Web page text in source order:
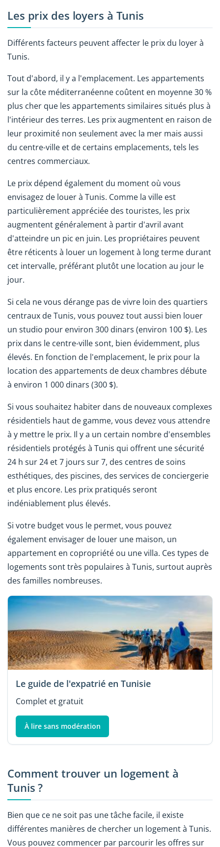
Les prix des loyers à Tunis
Différents facteurs peuvent affecter le prix du loyer à
Tunis.
Tout d'abord, il y a l'emplacement. Les appartements
sur la côte méditerranéenne coûtent en moyenne 30 %
plus cher que les appartements similaires situés plus à
l'intérieur des terres. Les prix augmentent en raison de
leur proximité non seulement avec la mer mais aussi
du centre-ville et de certains emplacements, tels les
centres commerciaux.
Le prix dépend également du moment où vous
envisagez de louer à Tunis. Comme la ville est
particulièrement appréciée des touristes, les prix
augmentent généralement à partir d'avril avant
d'atteindre un pic en juin. Les propriétaires peuvent
être réticents à louer un logement à long terme durant
cet intervalle, préférant plutôt une location au jour le
jour.
Si cela ne vous dérange pas de vivre loin des quartiers
centraux de Tunis, vous pouvez tout aussi bien louer
un studio pour environ 300 dinars (environ 100 $). Les
prix dans le centre-ville sont, bien évidemment, plus
élevés. En fonction de l'emplacement, le prix pour la
location des appartements de deux chambres débute
à environ 1 000 dinars (300 $).
Si vous souhaitez habiter dans de nouveaux complexes
résidentiels haut de gamme, vous devez vous attendre
à y mettre le prix. Il y a un certain nombre d'ensembles
résidentiels protégés à Tunis qui offrent une sécurité
24 h sur 24 et 7 jours sur 7, des centres de soins
esthétiques, des piscines, des services de conciergerie
et plus encore. Les prix pratiqués seront
indéniablement plus élevés.
Si votre budget vous le permet, vous pouvez
également envisager de louer une maison, un
appartement en copropriété ou une villa. Ces types de
logements sont très populaires à Tunis, surtout auprès
des familles nombreuses.
Le guide de l'expatrié en Tunisie
Complet et gratuit
À lire sans modération
Comment trouver un logement à
Tunis ?
Bien que ce ne soit pas une tâche facile, il existe
différentes manières de chercher un logement à Tunis.
Vous pouvez commencer par parcourir les offres sur